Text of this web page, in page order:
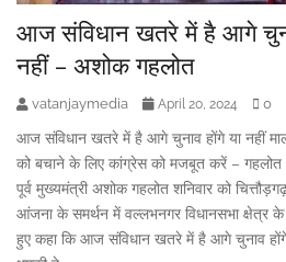
आज संविधान खतरे में है आगे
नहीं – अशोक गहलोत
vatanjaymedia April 20, 2024 0
आज संविधान खतरे में है आगे चुनाव होंगे या नहीं
को बचाने के लिए कांग्रेस को मजबूत करें –
पूर्व मुख्यमंत्री अशोक गहलोत शनिवार को
आंजना के समर्थन में वल्लभनगर विधानसभा क्षेत्र
हुए कहा कि आज संविधान खतरे में है आगे चुनाव